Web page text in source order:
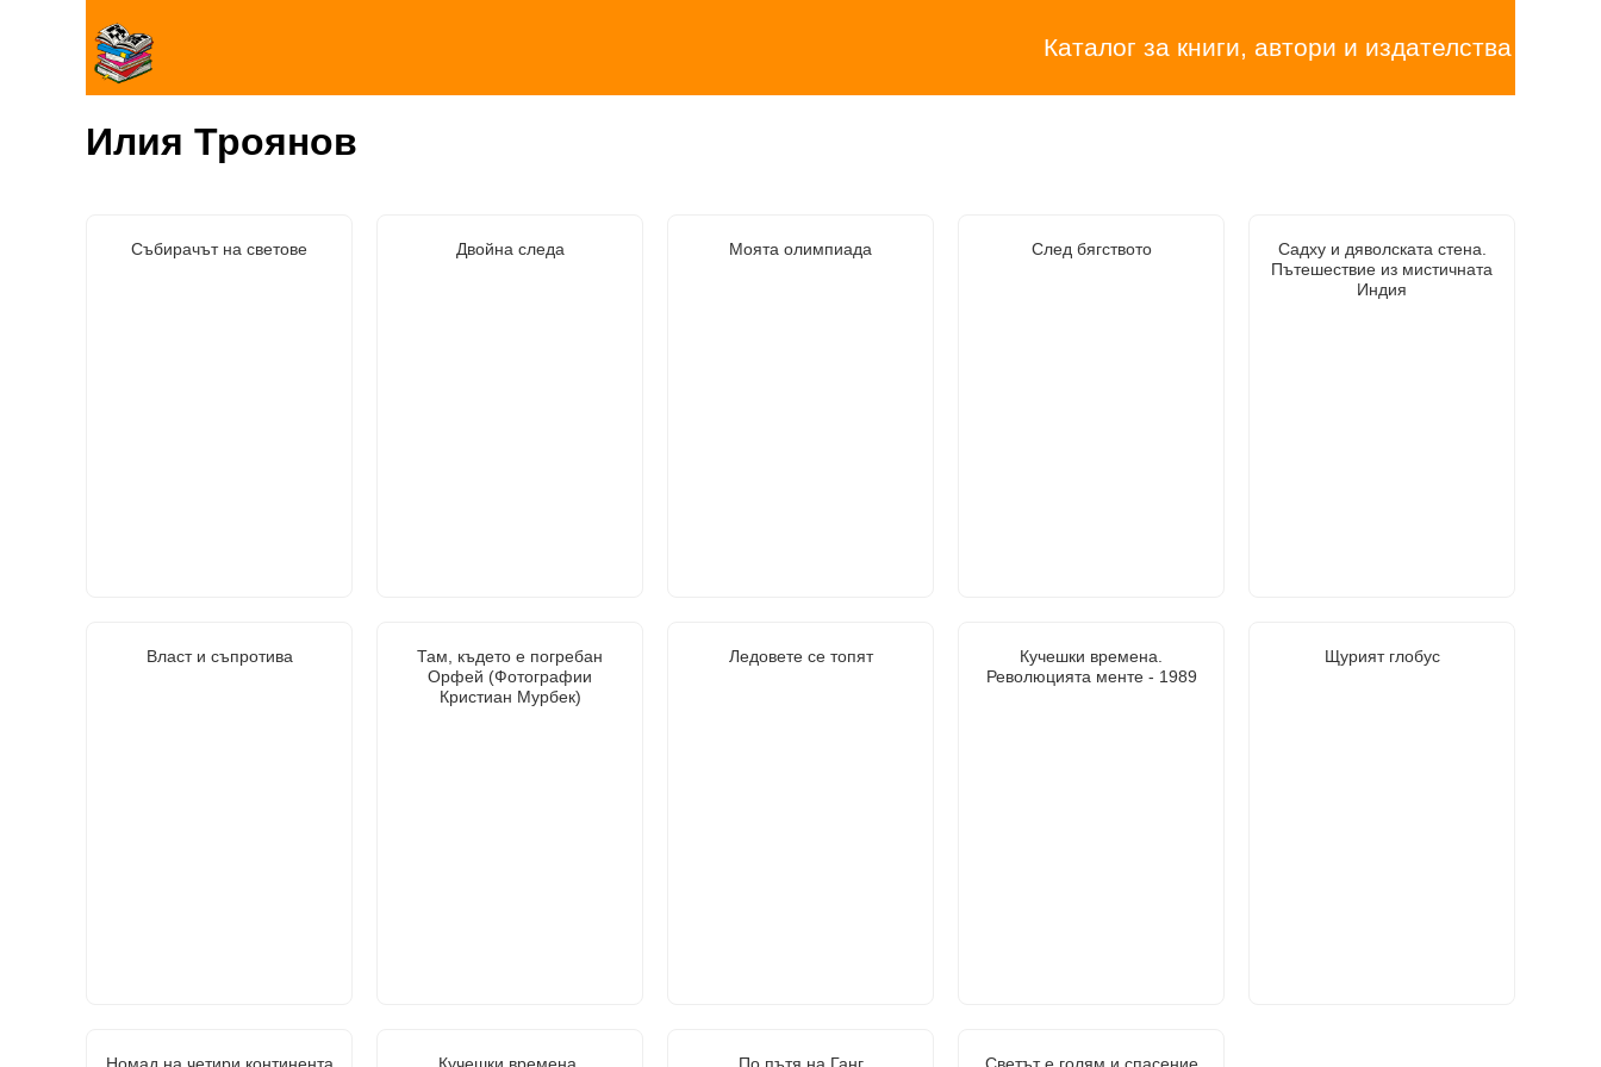
Каталог за книги, автори и издателства
Илия Троянов
Събирачът на светове Двойна следа Моята олимпиада След бягството
Садху и дяволската стена.
Пътешествие из мистичната
Индия
Власт и съпротива
Там, където е погребан
Орфей (Фотографии
Кристиан Мурбек)
Ледовете се топят
Кучешки времена.
Революцията менте - 1989
Щурият глобус